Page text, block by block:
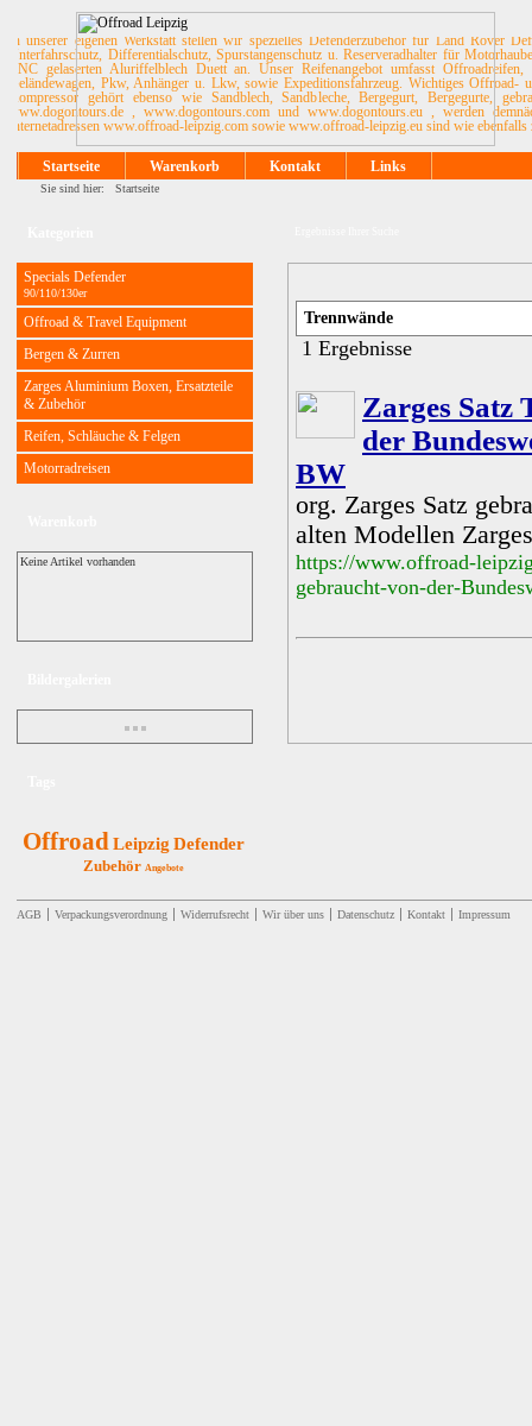
In unserer eigenen Werkstatt stellen wir spezielles Defenderzubehör für Land Rover
Unterfahrschutz, Differentialschutz, Spurstangenschutz u. Reserveradhalter für
CNC gelaserten Aluriffelblech Duett an. Unser Reifenangebot umfasst
Geländewagen, Pkw, Anhänger u. Lkw, sowie Expeditionsfahrzeug. Wichtiges
Kompressor gehört ebenso wie Sandblech, Sandbleche, Bergegurt, Bergegurte,
www.dogontours.de , www.dogontours.com und www.dogontours.eu , werden
Internetadressen www.offroad-leipzig.com sowie www.offroad-leipzig.eu sind wie ebenfalls
Startseite Warenkorb Kontakt Links
Sie sind hier: Startseite
Specials Defender
90/110/130er
Offroad & Travel Equipment
Bergen & Zurren
Zarges Aluminium Boxen, Ersatzteile
& Zubehör
Reifen, Schläuche & Felgen
Motorradreisen
Keine Artikel vorhanden
OffroadLeipzig Defender
Zubehör Angebote
1 Ergebnisse
Zarges Satz
der
BW
org. Zarges Satz
alten Modellen
https://www.offroad-
gebraucht-von-der-
AGB Verpackungsverordnung Widerrufsrecht Wir über uns Datenschutz Kontakt Impressum